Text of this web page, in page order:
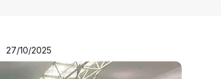
27/10/2025